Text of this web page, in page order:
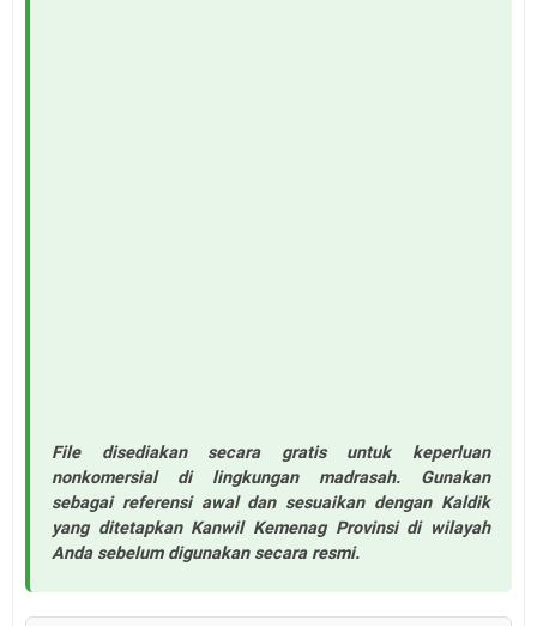
File disediakan secara gratis untuk keperluan
nonkomersial di lingkungan madrasah. Gunakan
sebagai referensi awal dan sesuaikan dengan Kaldik
yang ditetapkan Kanwil Kemenag Provinsi di wilayah
Anda sebelum digunakan secara resmi.